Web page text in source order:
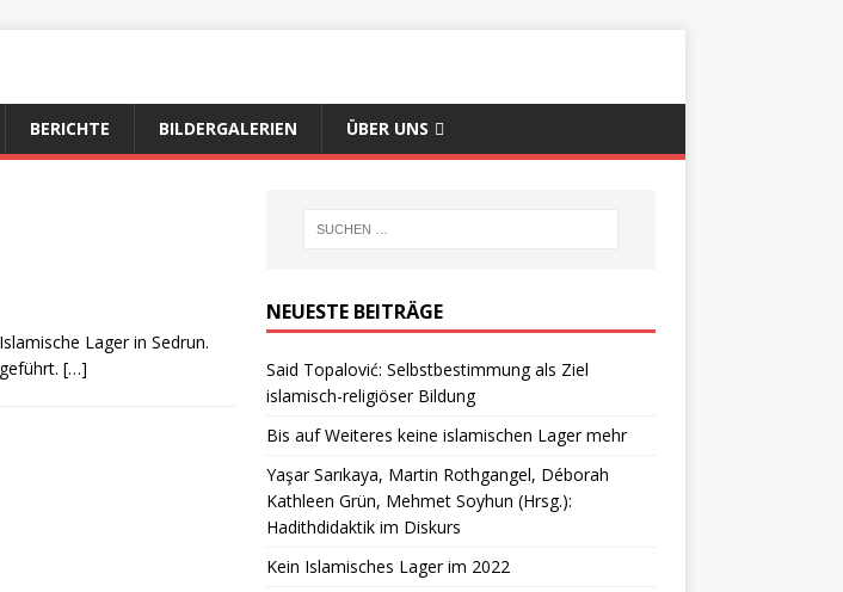
BERICHTE BILDERGALERIEN ÜBER UNS
Lager in Sedrun.
[…]
NEUESTE BEITRÄGE
Said Topalović: Selbstbestimmung als Ziel
islamisch-religiöser Bildung
Bis auf Weiteres keine islamischen Lager mehr
Yaşar Sarıkaya, Martin Rothgangel, Déborah
Kathleen Grün, Mehmet Soyhun (Hrsg.):
Hadithdidaktik im Diskurs
Kein Islamisches Lager im 2022